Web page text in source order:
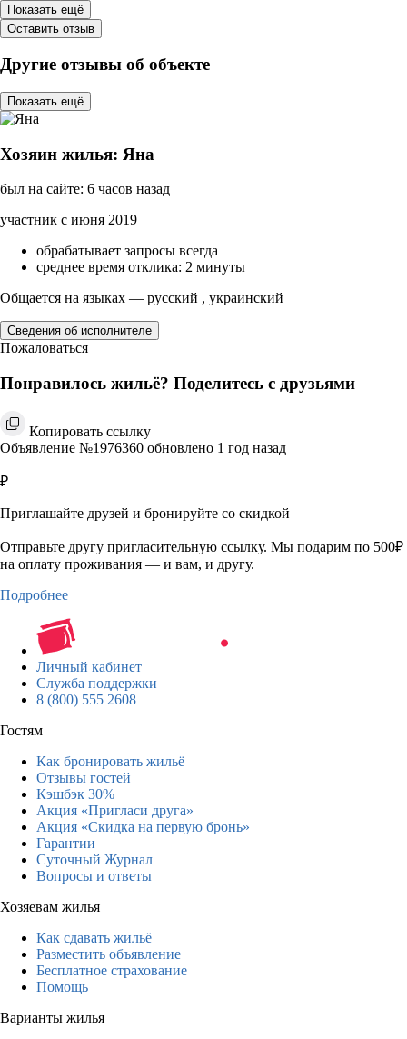
Показать ещё
Оставить отзыв
Другие отзывы об объекте
Показать ещё
Хозяин жилья: Яна
был на сайте: 6 часов назад
участник с июня 2019
обрабатывает запросы всегда
среднее время отклика: 2 минуты
Общается на языках — русский , украинский
Сведения об исполнителе
Пожаловаться
Понравилось жильё? Поделитесь с друзьями
Копировать ссылку
Объявление №1976360 обновлено 1 год назад
₽
Приглашайте друзей и бронируйте со скидкой
Отправьте другу пригласительную ссылку. Мы подарим по 500₽
на оплату проживания — и вам, и другу.
Подробнее
Личный кабинет
Служба поддержки
8 (800) 555 2608
Гостям
Как бронировать жильё
Отзывы гостей
Кэшбэк 30%
Акция «Пригласи друга»
Акция «Скидка на первую бронь»
Гарантии
Суточный Журнал
Вопросы и ответы
Хозяевам жилья
Как сдавать жильё
Разместить объявление
Бесплатное страхование
Помощь
Варианты жилья